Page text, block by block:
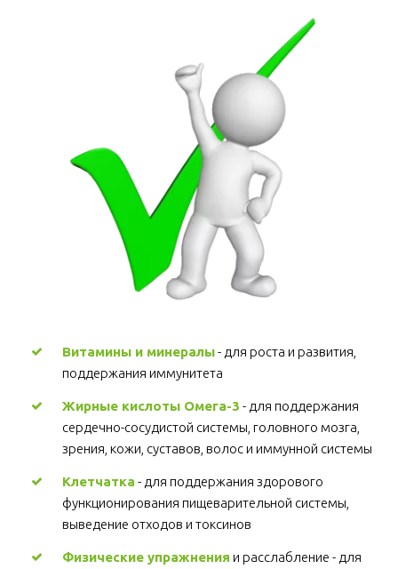
Витамины и минералы - для роста и развития,
поддержания иммунитета
Жирные кислоты Омега-3 - для поддержания
сердечно-сосудистой системы, головного мозга,
зрения, кожи, суставов, волос и иммунной системы
Клетчатка - для поддержания здорового
функционирования пищеварительной системы,
выведение отходов и токсинов
Физические упражнения и расслабление - для